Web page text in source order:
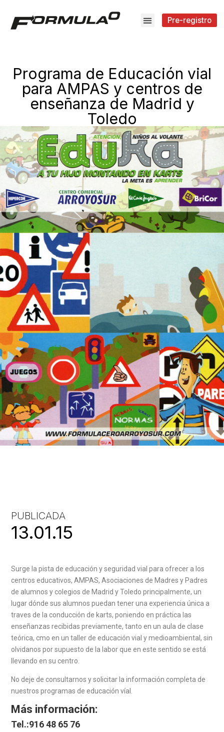
Pre-registro
Programa de Educación vial
para AMPAS y centros de
enseñanza de Madrid y
Toledo
PUBLICADA
13.01.15
Surge la pista de educación y seguridad vial para ofrecer a los
centros educativos, AMPAS, Asociaciones de Madres y Padres
de alumnos y colegios de Madrid y Toledo principalmente, un
lugar dónde sus alumnos puedan tener una experiencia única a
traves de la conducción de karts, poniendo en práctica las
enseñanzas recibidas previamente, tanto en un aula de clase
teórica, cmo en un taller de educación vial y medioambiental, sin
olvidanos por supuesto de la labor que en este sentido se está
llevando en su centro.
No deje de consultarnos y solicitar la información completa de
nuestros programas de educación víal.
Más información:
Tel.:916 48 65 76